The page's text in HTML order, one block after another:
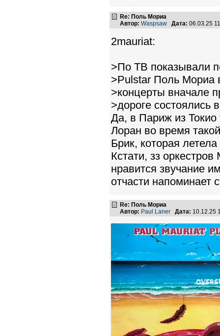
Re: Поль Мориа
Автор: Waspsaw Дата: 06.03.25
2mauriat:
>По ТВ показывали
>Pulstar Поль Мориа
>концерты вначале
>дороге состоялись
Да, в Париж из Токио
Лоран во время
Брик, которая
Кстати, зз
нравится звучание
отчасти
Re: Поль Мориа
Автор: Paul Laner Дата: 10.12.25